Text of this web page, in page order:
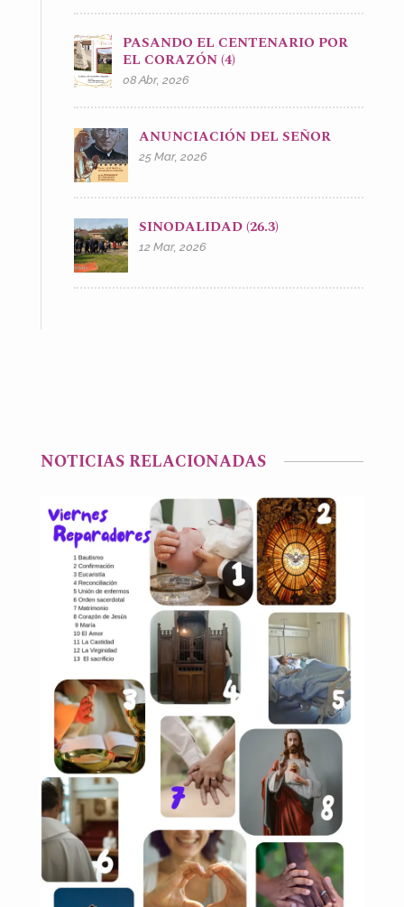
PASANDO EL CENTENARIO POR
EL CORAZÓN (4)
08 Abr, 2026
ANUNCIACIÓN DEL SEÑOR
25 Mar, 2026
SINODALIDAD (26.3)
12 Mar, 2026
NOTICIAS RELACIONADAS